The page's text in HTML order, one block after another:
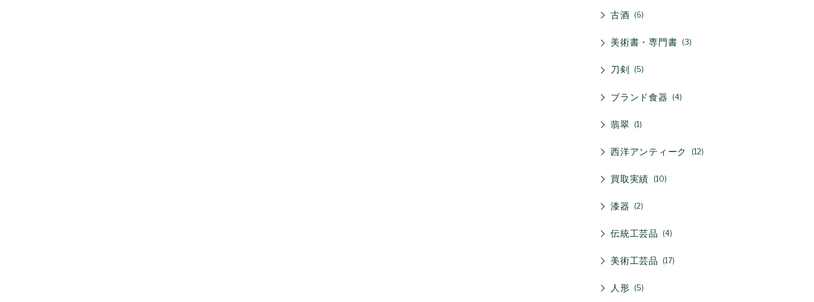
古酒 6
美術書・専門書 3
刀剣 5
ブランド食器 4
翡翠 1
西洋アンティーク 12
買取実績 10
漆器 2
伝統工芸品 4
美術工芸品 17
人形 5